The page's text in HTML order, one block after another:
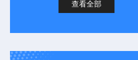
查看全部